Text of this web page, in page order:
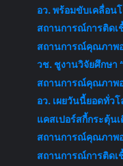
อว. พร้อมขับเคลื่อน
สถานการณ์การติดเ
สถานการณ์คุณภาพ
วช. ชูงานวิจัยศึกษา
สถานการณ์คุณภาพ
อว. เผยวันนี้ยอดทั่ว
แคสเปอร์สกี้กระตุ้น
สถานการณ์คุณภาพ
สถานการณ์การติด